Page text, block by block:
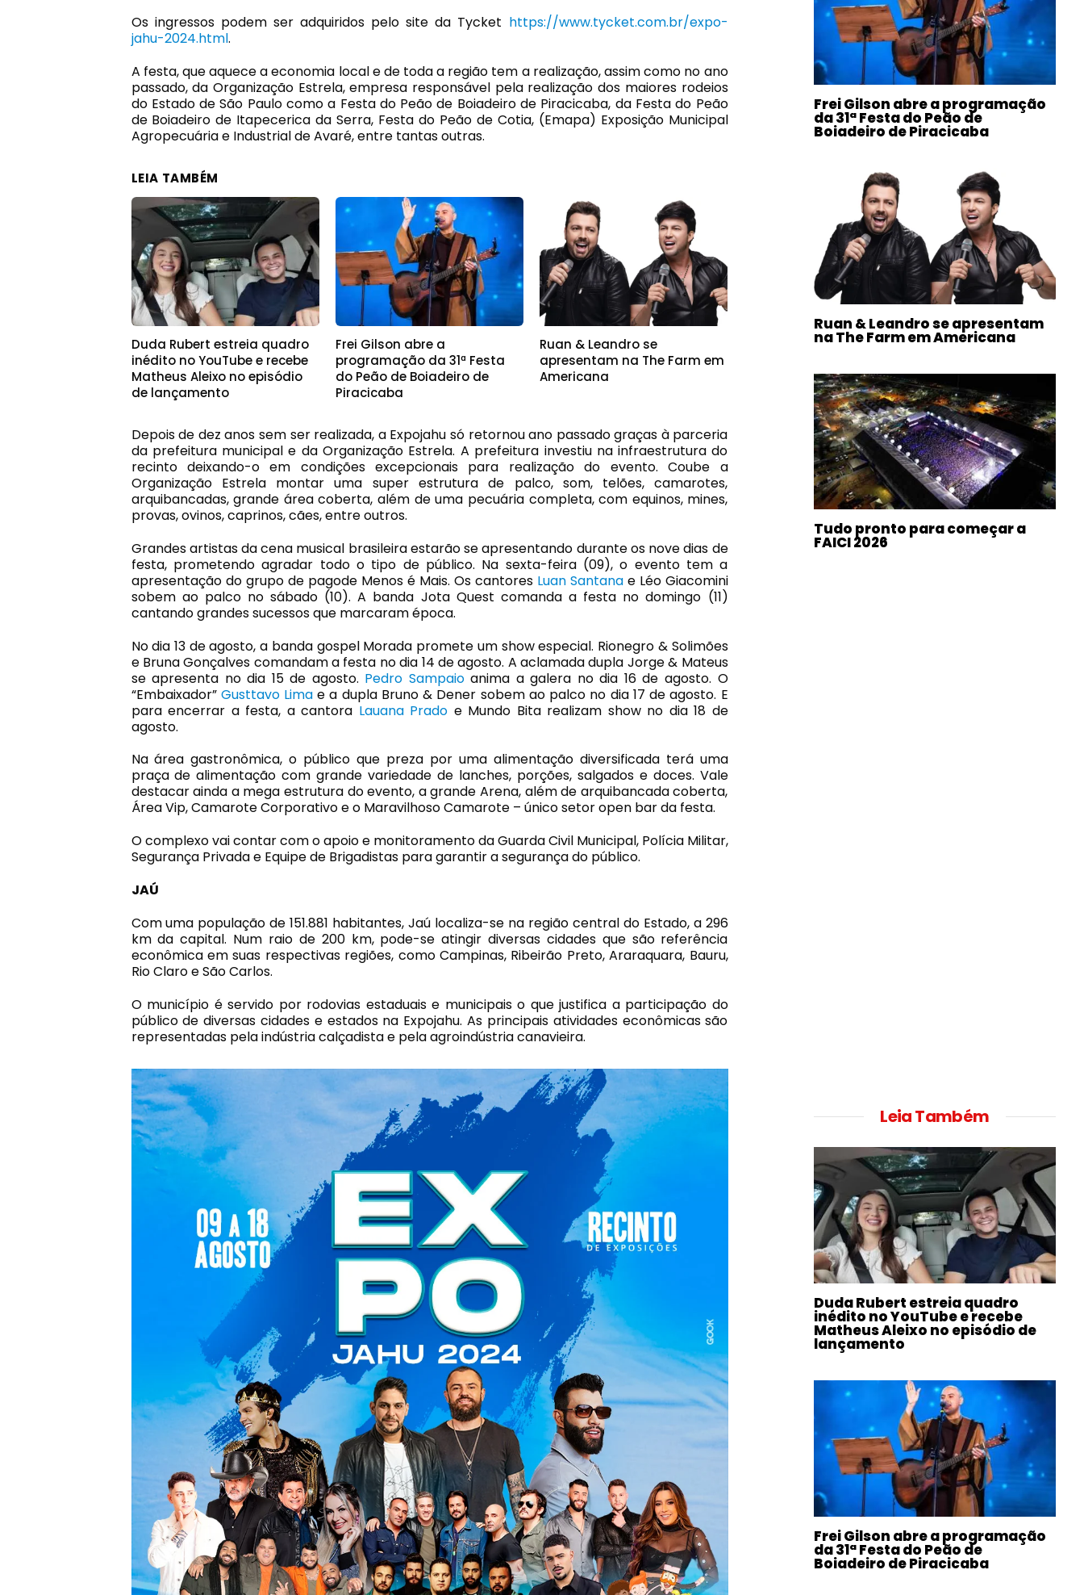
Os ingressos podem ser adquiridos pelo site da Tycket https://www.tycket.com.br/expo-
jahu-2024.html.
A festa, que aquece a economia local e de toda a região tem a realização, assim como no ano
passado, da Organização Estrela, empresa responsável pela realização dos maiores rodeios
do Estado de São Paulo como a Festa do Peão de Boiadeiro de Piracicaba, da Festa do Peão
de Boiadeiro de Itapecerica da Serra, Festa do Peão de Cotia, (Emapa) Exposição Municipal
Agropecuária e Industrial de Avaré, entre tantas outras.
LEIA TAMBÉM
Duda Rubert estreia quadro
inédito no YouTube e recebe
Matheus Aleixo no episódio
de lançamento
Frei Gilson abre a
programação da 31ª Festa
do Peão de Boiadeiro de
Piracicaba
Ruan & Leandro se
apresentam na The Farm em
Americana
Depois de dez anos sem ser realizada, a Expojahu só retornou ano passado graças à parceria
da prefeitura municipal e da Organização Estrela. A prefeitura investiu na infraestrutura do
recinto deixando-o em condições excepcionais para realização do evento. Coube a
Organização Estrela montar uma super estrutura de palco, som, telões, camarotes,
arquibancadas, grande área coberta, além de uma pecuária completa, com equinos, mines,
provas, ovinos, caprinos, cães, entre outros.
Grandes artistas da cena musical brasileira estarão se apresentando durante os nove dias de
festa, prometendo agradar todo o tipo de público. Na sexta-feira (09), o evento tem a
apresentação do grupo de pagode Menos é Mais. Os cantores Luan Santanae Léo Giacomini
sobem ao palco no sábado (10). A banda Jota Quest comanda a festa no domingo (11)
cantando grandes sucessos que marcaram época.
No dia 13 de agosto, a banda gospel Morada promete um show especial. Rionegro & Solimões
e Bruna Gonçalves comandam a festa no dia 14 de agosto. A aclamada dupla Jorge & Mateus
se apresenta no dia 15 de agosto. Pedro Sampaioanima a galera no dia 16 de agosto. O
“Embaixador” Gusttavo Lima e a dupla Bruno & Dener sobem ao palco no dia 17 de agosto. E
para encerrar a festa, a cantora Lauana Prado e Mundo Bita realizam show no dia 18 de
agosto.
Na área gastronômica, o público que preza por uma alimentação diversificada terá uma
praça de alimentação com grande variedade de lanches, porções, salgados e doces. Vale
destacar ainda a mega estrutura do evento, a grande Arena, além de arquibancada coberta,
Área Vip, Camarote Corporativo e o Maravilhoso Camarote – único setor open bar da festa.
O complexo vai contar com o apoio e monitoramento da Guarda Civil Municipal, Polícia Militar,
Segurança Privada e Equipe de Brigadistas para garantir a segurança do público.
JAÚ
Com uma população de 151.881 habitantes, Jaú localiza-se na região central do Estado, a 296
km da capital. Num raio de 200 km, pode-se atingir diversas cidades que são referência
econômica em suas respectivas regiões, como Campinas, Ribeirão Preto, Araraquara, Bauru,
Rio Claro e São Carlos.
O município é servido por rodovias estaduais e municipais o que justifica a participação do
público de diversas cidades e estados na Expojahu. As principais atividades econômicas são
representadas pela indústria calçadista e pela agroindústria canavieira.
Frei Gilson abre a programação
da 31ª Festa do Peão de
Boiadeiro de Piracicaba
Ruan & Leandro se apresentam
na The Farm em Americana
Tudo pronto para começar a
FAICI 2026
Leia Também
Duda Rubert estreia quadro
inédito no YouTube e recebe
Matheus Aleixo no episódio de
lançamento
Frei Gilson abre a programação
da 31ª Festa do Peão de
Boiadeiro de Piracicaba